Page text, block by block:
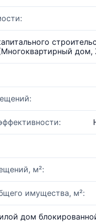
м²:
имущества, м²:
дом